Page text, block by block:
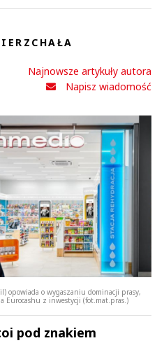
Najnowsze artykuły autora
Napisz wiadomość
opowiada o wygaszaniu dominacji prasy,
Eurocashu z inwestycji (fot.mat.pras.)
pod znakiem